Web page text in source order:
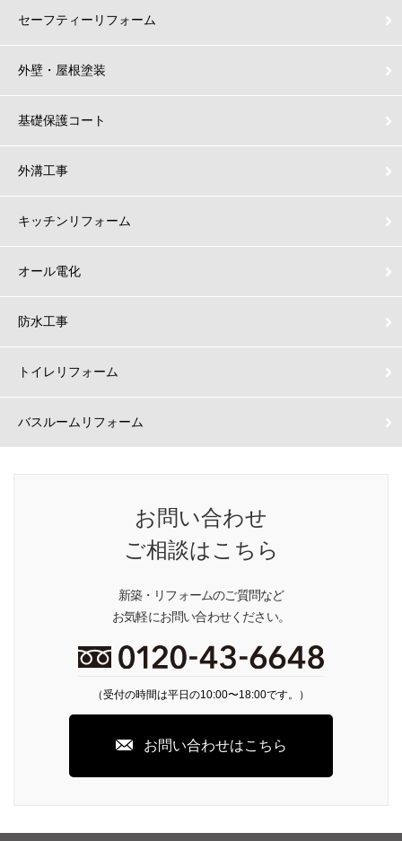
セーフティーリフォーム
外壁・屋根塗装
基礎保護コート
外溝工事
キッチンリフォーム
オール電化
防水工事
トイレリフォーム
バスルームリフォーム
お問い合わせ
ご相談はこちら
新築・リフォームのご質問など
お気軽にお問い合わせください。
（受付の時間は平日の10:00〜18:00です。）
お問い合わせはこちら